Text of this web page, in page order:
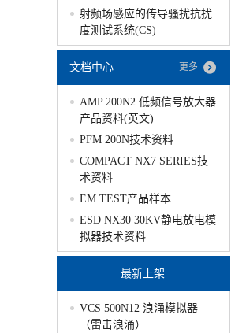
射频场感应的传导骚扰抗扰
度测试系统(CS)
文档中心 更多
AMP 200N2 低频信号放大器
产品资料(英文)
PFM 200N技术资料
COMPACT NX7 SERIES技
术资料
EM TEST产品样本
ESD NX30 30KV静电放电模
拟器技术资料
最新上架
VCS 500N12 浪涌模拟器
（雷击浪涌）